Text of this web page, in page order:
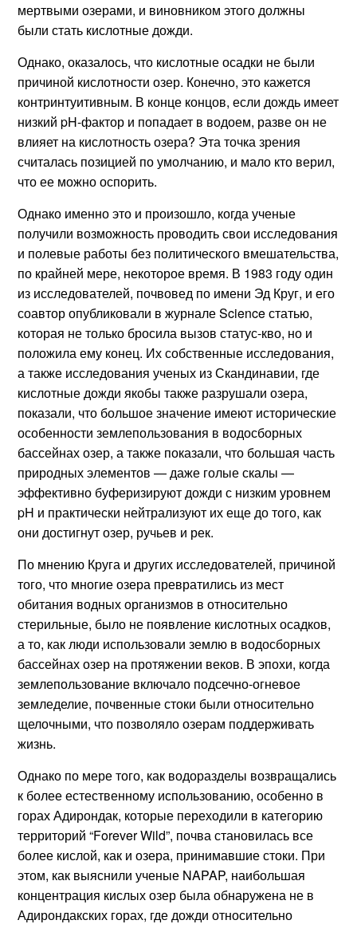
мертвыми озерами, и виновником этого должны
были стать кислотные дожди.
Однако, оказалось, что кислотные осадки не были
причиной кислотности озер. Конечно, это кажется
контринтуитивным. В конце концов, если дождь имеет
низкий pH-фактор и попадает в водоем, разве он не
влияет на кислотность озера? Эта точка зрения
считалась позицией по умолчанию, и мало кто верил,
что ее можно оспорить.
Однако именно это и произошло, когда ученые
получили возможность проводить свои исследования
и полевые работы без политического вмешательства,
по крайней мере, некоторое время. В 1983 году один
из исследователей, почвовед по имени Эд Круг, и его
соавтор опубликовали в журнале Science статью,
которая не только бросила вызов статус-кво, но и
положила ему конец. Их собственные исследования,
а также исследования ученых из Скандинавии, где
кислотные дожди якобы также разрушали озера,
показали, что большое значение имеют исторические
особенности землепользования в водосборных
бассейнах озер, а также показали, что большая часть
природных элементов — даже голые скалы —
эффективно буферизируют дожди с низким уровнем
pH и практически нейтрализуют их еще до того, как
они достигнут озер, ручьев и рек.
По мнению Круга и других исследователей, причиной
того, что многие озера превратились из мест
обитания водных организмов в относительно
стерильные, было не появление кислотных осадков,
а то, как люди использовали землю в водосборных
бассейнах озер на протяжении веков. В эпохи, когда
землепользование включало подсечно-огневое
земледелие, почвенные стоки были относительно
щелочными, что позволяло озерам поддерживать
жизнь.
Однако по мере того, как водоразделы возвращались
к более естественному использованию, особенно в
горах Адирондак, которые переходили в категорию
территорий “Forever Wild”, почва становилась все
более кислой, как и озера, принимавшие стоки. При
этом, как выяснили ученые NAPAP, наибольшая
концентрация кислых озер была обнаружена не в
Адирондакских горах, где дожди относительно